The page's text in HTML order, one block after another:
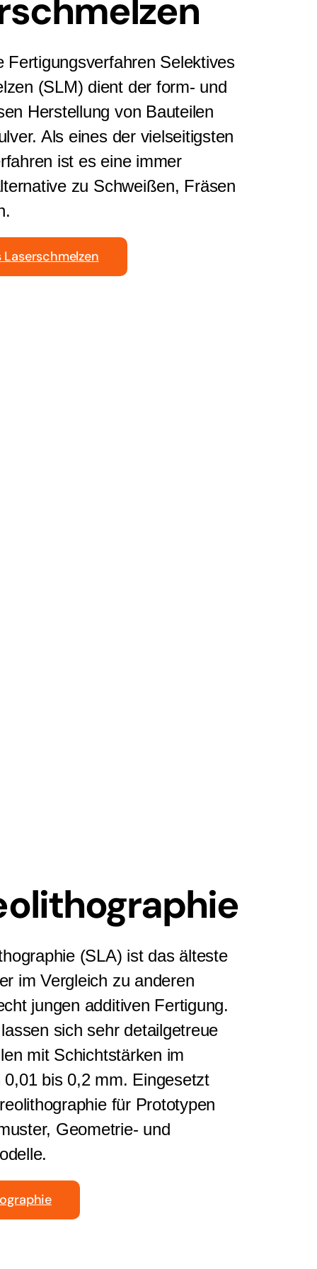
Fertigungsverfahren Selektives
(SLM) dient der form- und
Herstellung von Bauteilen
Als eines der vielseitigsten
ist es eine immer
zu Schweißen, Fräsen
Laserschmelzen
(SLA) ist das älteste
im Vergleich zu anderen
jungen additiven Fertigung.
sich sehr detailgetreue
mit Schichtstärken im
0,01 bis 0,2 mm. Eingesetzt
für Prototypen
Geometrie- und